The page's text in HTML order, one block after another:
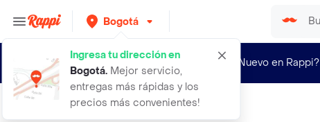
Bogotá
Ingresa tu dirección en
Bogotá. Mejor servicio,
entregas más rápidas y los
precios más convenientes!
¿Nuevo en Rappi?
50x65x18 corteco retenedor de aceit